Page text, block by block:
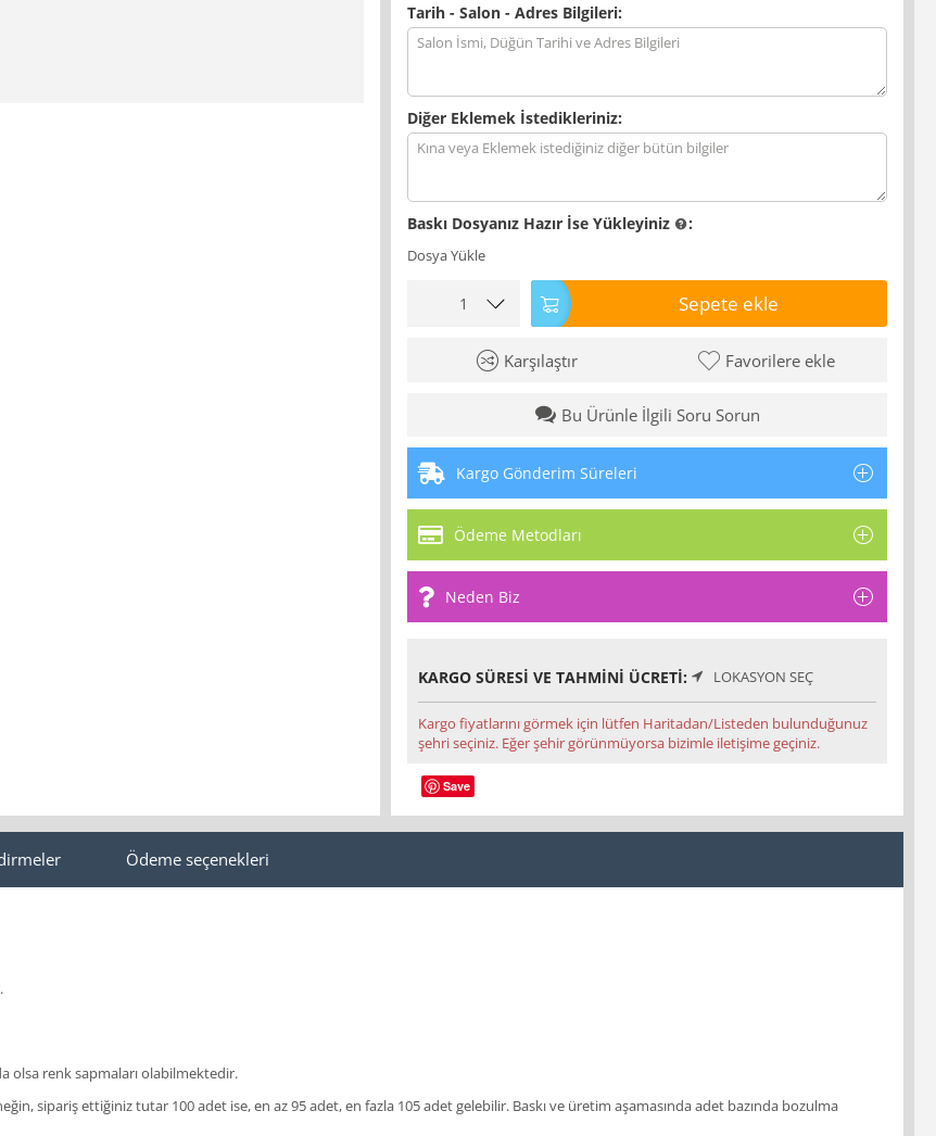
Tarih - Salon - Adres Bilgileri:
Diğer Eklemek İstedikleriniz:
Baskı Dosyanız Hazır İse Yükleyiniz :
Dosya Yükle
Sepete ekle
Karşılaştır Favorilere ekle
Bu Ürünle İlgili Soru Sorun
Kargo Gönderim Süreleri
Ödeme Metodları
Neden Biz
KARGO SÜRESI VE TAHMINI ÜCRETI: LOKASYON SEÇ
Kargo fiyatlarını görmek için lütfen Haritadan/Listeden bulunduğunuz
şehri seçiniz. Eğer şehir görünmüyorsa bizimle iletişime geçiniz.
Save
Ödeme seçenekleri
olsa renk sapmaları olabilmektedir.
sipariş ettiğiniz tutar 100 adet ise, en az 95 adet, en fazla 105 adet gelebilir. Baskı ve üretim aşamasında adet bazında bozulma